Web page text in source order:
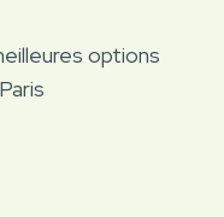
options